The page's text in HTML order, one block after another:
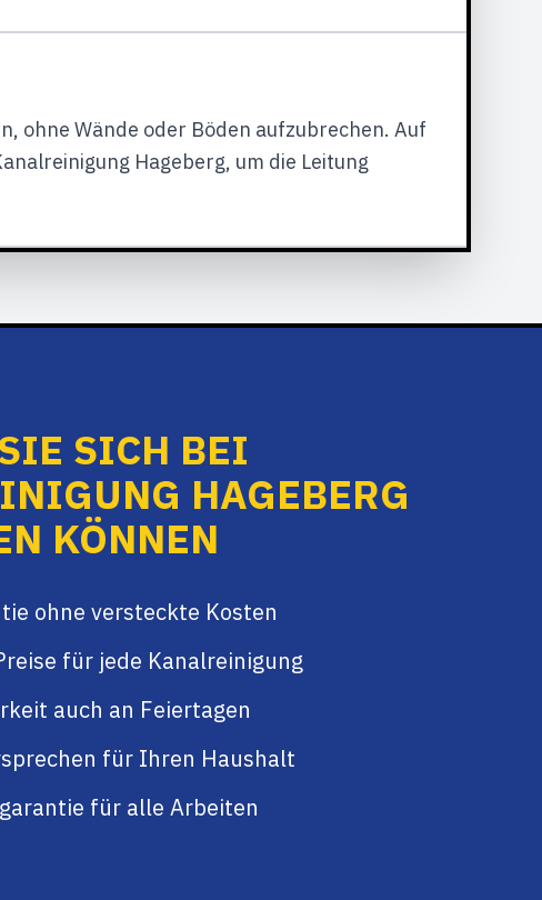
ohne Wände oder Böden aufzubrechen. Auf
Hageberg, um die Leitung
SICH BEI
HAGEBERG
KÖNNEN
ohne versteckte Kosten
für jede Kanalreinigung
auch an Feiertagen
für Ihren Haushalt
für alle Arbeiten